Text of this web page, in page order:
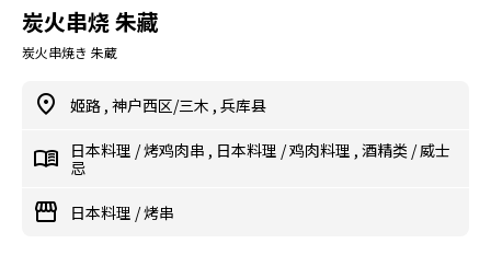
炭火串烧 朱藏
炭火串焼き 朱蔵
姬路 , 神户西区/三木 , 兵库县
日本料理 /烤鸡肉串 , 日本料理 /鸡肉料理 , 酒精类 /威士
忌
日本料理 /烤串